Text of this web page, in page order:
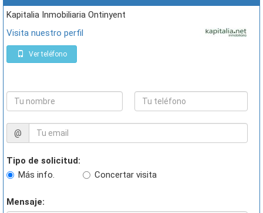
Kapitalia Inmobiliaria Ontinyent
Visita nuestro perfil
Ver teléfono
@
Tipo de solicitud:
Más info.
Concertar visita
Mensaje: